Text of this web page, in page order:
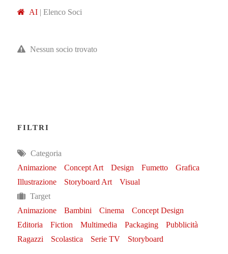
AI | Elenco Soci
Nessun socio trovato
FILTRI
Categoria
Animazione
Concept Art Design Fumetto
Grafica
Illustrazione
Storyboard Art
Visual
Target
Animazione
Bambini Cinema
Concept Design
Editoria
Fiction Multimedia Packaging
Pubblicità
Ragazzi
Scolastica Serie TV Storyboard